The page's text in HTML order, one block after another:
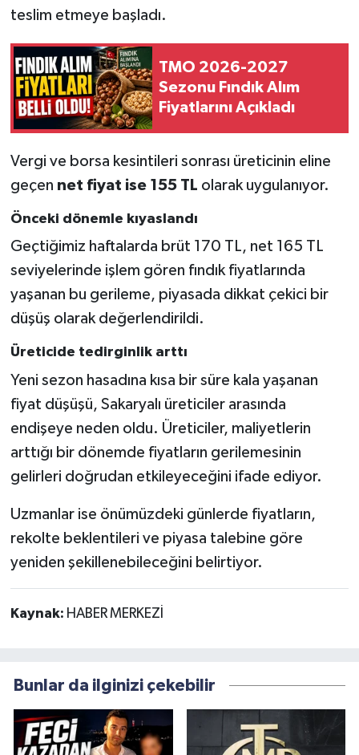
teslim etmeye başladı.
TMO 2026-2027
Sezonu Fındık Alım
Fiyatlarını Açıkladı
Vergi ve borsa kesintileri sonrası üreticinin eline
geçen net fiyat ise 155 TL olarak uygulanıyor.
Önceki dönemle kıyaslandı
Geçtiğimiz haftalarda brüt 170 TL, net 165 TL
seviyelerinde işlem gören fındık fiyatlarında
yaşanan bu gerileme, piyasada dikkat çekici bir
düşüş olarak değerlendirildi.
Üreticide tedirginlik arttı
Yeni sezon hasadına kısa bir süre kala yaşanan
fiyat düşüşü, Sakaryalı üreticiler arasında
endişeye neden oldu. Üreticiler, maliyetlerin
arttığı bir dönemde fiyatların gerilemesinin
gelirleri doğrudan etkileyeceğini ifade ediyor.
Uzmanlar ise önümüzdeki günlerde fiyatların,
rekolte beklentileri ve piyasa talebine göre
yeniden şekillenebileceğini belirtiyor.
Kaynak: HABER MERKEZİ
Bunlar da ilginizi çekebilir